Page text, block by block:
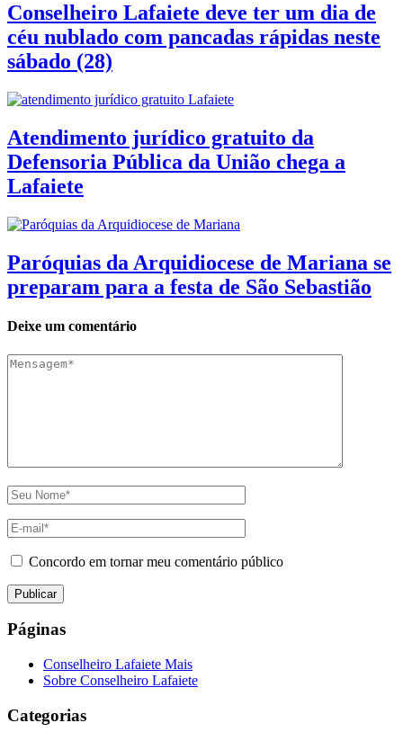
Conselheiro Lafaiete deve ter um dia de
céu nublado com pancadas rápidas neste
sábado (28)
Atendimento jurídico gratuito da
Defensoria Pública da União chega a
Lafaiete
Paróquias da Arquidiocese de Mariana se
preparam para a festa de São Sebastião
Deixe um comentário
Concordo em tornar meu comentário público
Páginas
Conselheiro Lafaiete Mais
Sobre Conselheiro Lafaiete
Categorias